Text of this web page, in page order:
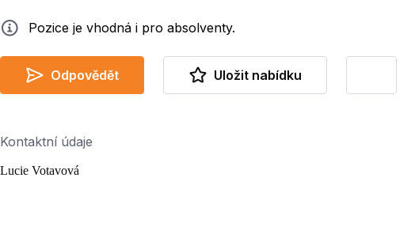
Info Pozice je vhodná i pro absolventy.
Odpovědět Uložit nabídku
Kontaktní údaje
Lucie Votavová